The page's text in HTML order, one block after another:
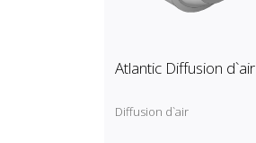
Atlantic Diffusion d`air
Diffusion d`air